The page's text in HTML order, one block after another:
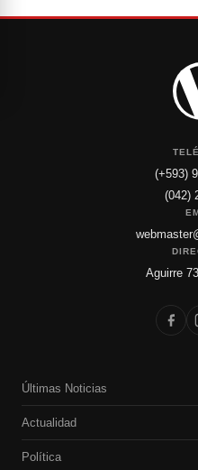
(+593)
(042)
Aguirre
Últimas Noticias
Actualidad
Política